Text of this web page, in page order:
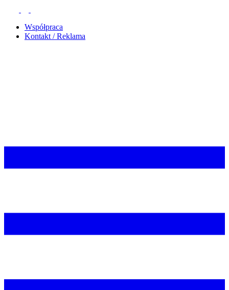
Współpraca
Kontakt / Reklama